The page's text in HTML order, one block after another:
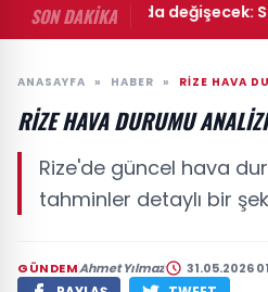
SON DAKİKA
• Hava bir anda değişecek:
ANASAYFA » HABER » RIZE HAVA
RIZE HAVA DURUMU ANALIZI
Rize'de güncel hava
tahminler detaylı bir
GÜNDEMAhmet Yılmaz 31.05.2026